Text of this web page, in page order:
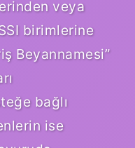
veya
birimlerine
Beyannamesi”
bağlı
ise